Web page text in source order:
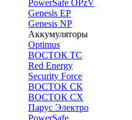
PowerSafe OPzV
Genesis EP
Genesis NP
Аккумуляторы
Optimus
ВОСТОК ТС
Red Energy
Security Force
ВОСТОК СК
ВОСТОК СХ
Парус Электро
PowerSafe